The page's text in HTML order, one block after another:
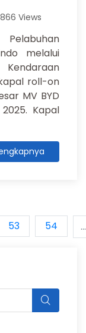
Views
Pelabuhan
melalui
roll-on
MV BYD
Kapal
53 54 ...